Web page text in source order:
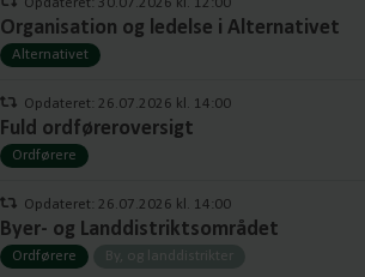
Organisation og ledelse i Alternativet
Alternativet
Opdateret: 26.07.2026 kl. 14:00
Fuld ordføreroversigt
Ordførere
Opdateret: 26.07.2026 kl. 14:00
Byer- og Landdistriktsområdet
Ordførere By, og landdistrikter